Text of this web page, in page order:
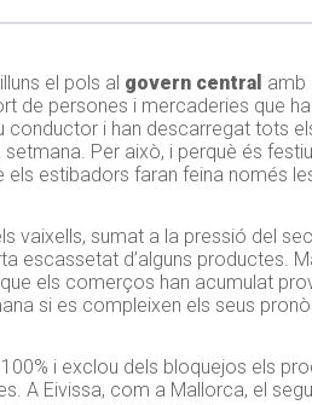
el pols al govern central amb
de persones i mercaderies que
i han descarregat tots
Per això, i perquè és
estibadors faran feina només
vaixells, sumat a la pressió del
escassetat d’alguns productes.
els comerços han acumulat
si es compleixen els seus
i exclou dels bloquejos els
A Eivissa, com a Mallorca, el